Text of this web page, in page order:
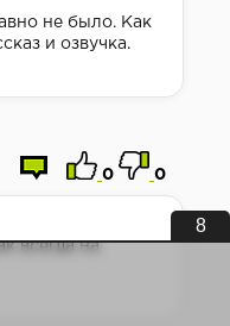
не было. Как
и озвучка.
0 0
всегда на
8